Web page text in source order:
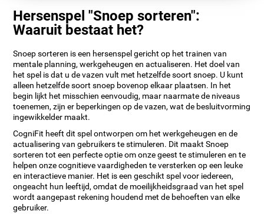
Hersenspel "Snoep sorteren":
Waaruit bestaat het?
Snoep sorteren is een hersenspel gericht op het trainen van
mentale planning, werkgeheugen en actualiseren. Het doel van
het spel is dat u de vazen vult met hetzelfde soort snoep. U kunt
alleen hetzelfde soort snoep bovenop elkaar plaatsen. In het
begin lijkt het misschien eenvoudig, maar naarmate de niveaus
toenemen, zijn er beperkingen op de vazen, wat de besluitvorming
ingewikkelder maakt.
CogniFit heeft dit spel ontworpen om het werkgeheugen en de
actualisering van gebruikers te stimuleren. Dit maakt Snoep
sorteren tot een perfecte optie om onze geest te stimuleren en te
helpen onze cognitieve vaardigheden te versterken op een leuke
en interactieve manier. Het is een geschikt spel voor iedereen,
ongeacht hun leeftijd, omdat de moeilijkheidsgraad van het spel
wordt aangepast rekening houdend met de behoeften van elke
gebruiker.